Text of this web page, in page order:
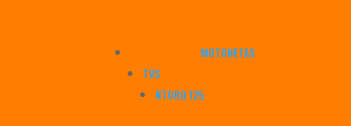
MOTONETAS
TVS
NTORQ 125